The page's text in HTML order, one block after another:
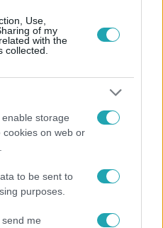
Use,
of my
with the
collected.
storage
cookies on web or
to be sent to
purposes.
me
#BULVÁR
#VETERÁN MOTOR